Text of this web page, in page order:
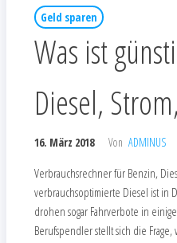
Geld sparen
Was ist
Diesel,
16. März 2018 Von ADMINUS
Verbrauchsrechner für Benzin,
verbrauchsoptimierte Diesel ist in
drohen sogar Fahrverbote in
Berufspendler stellt sich die